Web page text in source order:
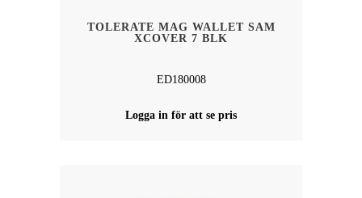
TOLERATE MAG WALLET SAM
XCOVER 7 BLK
ED180008
Logga in för att se pris